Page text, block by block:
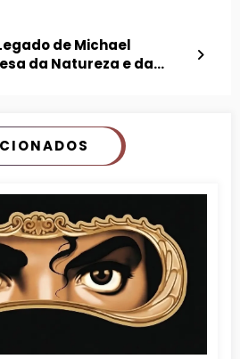
de Michael
da Natureza e da